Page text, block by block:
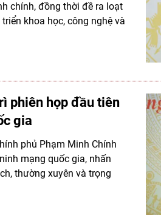
chính, đồng thời đề ra loạt
khoa học, công nghệ và
phiên họp đầu tiên
gia
phủ Phạm Minh Chính
mạng quốc gia, nhấn
thường xuyên và trọng